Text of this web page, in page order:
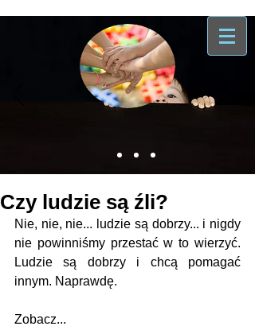
Czy ludzie są źli?
Nie, nie, nie... ludzie są dobrzy... i nigdy
nie powinniśmy przestać w to wierzyć.
Ludzie są dobrzy i chcą pomagać
innym. Naprawdę.
Zobacz...